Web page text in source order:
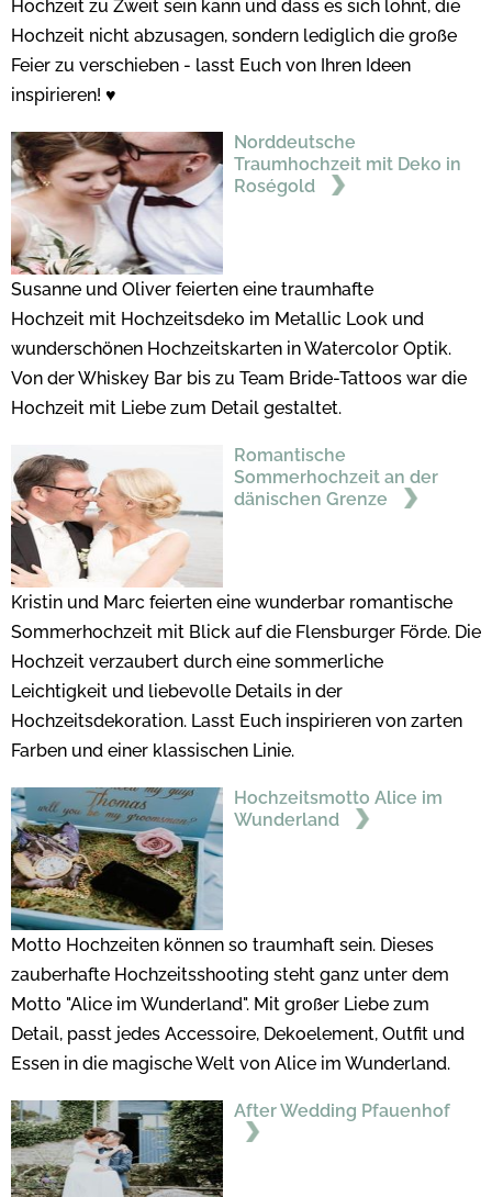
Hochzeit zu Zweit sein kann und dass es sich lohnt, die
Hochzeit nicht abzusagen, sondern lediglich die große
Feier zu verschieben - lasst Euch von Ihren Ideen
inspirieren! ♥
Norddeutsche
Traumhochzeit mit Deko in
Roségold
Susanne und Oliver feierten eine traumhafte
Hochzeit mit Hochzeitsdeko im Metallic Look und
wunderschönen Hochzeitskarten in Watercolor Optik.
Von der Whiskey Bar bis zu Team Bride-Tattoos war die
Hochzeit mit Liebe zum Detail gestaltet.
Romantische
Sommerhochzeit an der
dänischen Grenze
Kristin und Marc feierten eine wunderbar romantische
Sommerhochzeit mit Blick auf die Flensburger Förde. Die
Hochzeit verzaubert durch eine sommerliche
Leichtigkeit und liebevolle Details in der
Hochzeitsdekoration. Lasst Euch inspirieren von zarten
Farben und einer klassischen Linie.
Hochzeitsmotto Alice im
Wunderland
Motto Hochzeiten können so traumhaft sein. Dieses
zauberhafte Hochzeitsshooting steht ganz unter dem
Motto "Alice im Wunderland". Mit großer Liebe zum
Detail, passt jedes Accessoire, Dekoelement, Outfit und
Essen in die magische Welt von Alice im Wunderland.
After Wedding Pfauenhof